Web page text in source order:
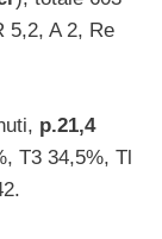
5,2, A 2, Re
p.21,4
T3 34,5%, Tl